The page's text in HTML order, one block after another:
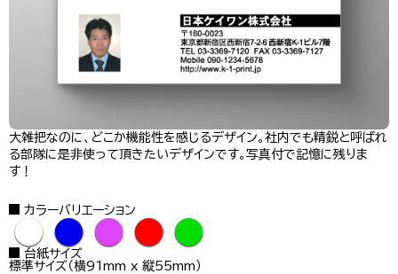
大雑把なのに、どこか機能性を感じるデザイン。社内でも精鋭と呼ばれ
る部隊に是非使って頂きたいデザインです。写真付で記憶に残りま
す！
カラーバリエーション
● ● ● ● ●
台紙サイズ
標準サイズ（横91mm x 縦55mm）